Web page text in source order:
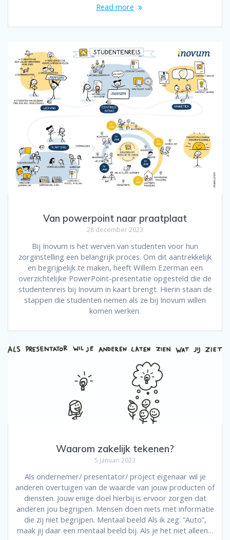
Read more
Van powerpoint naar praatplaat
28 december 2023
Bij Inovum is het werven van studenten voor hun
zorginstelling een belangrijk proces. Om dit aantrekkelijk
en begrijpelijk te maken, heeft Willem Ezerman een
overzichtelijke PowerPoint-presentatie opgesteld die de
studentenreis bij Inovum in kaart brengt. Hierin staan de
stappen die studenten nemen als ze bij Inovum willen
komen werken.
Waarom zakelijk tekenen?
5 januari 2023
Als ondernemer/ presentator/ project eigenaar wil je
anderen overtuigen van de waarde van jouw producten of
diensten. Jouw enige doel hierbij is ervoor zorgen dat
anderen jou begrijpen. Mensen doen niets met informatie
die zij niet begrijpen. Mentaal beeld Als ik zeg: “Auto”,
maak jij daar een mentaal beeld bij. Als je het niet alleen…